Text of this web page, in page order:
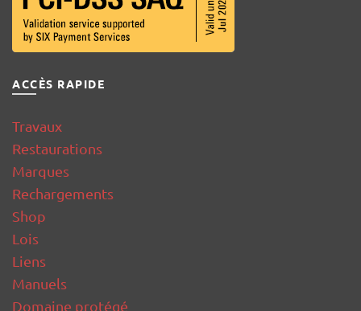
ACCÈS RAPIDE
Travaux
Restaurations
Marques
Rechargements
Shop
Lois
Liens
Manuels
Domaine protégé